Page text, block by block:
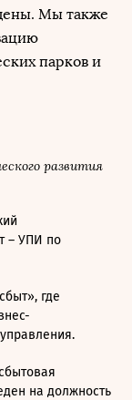
Мы также
парков и
развития
– УПИ по
где
на должность